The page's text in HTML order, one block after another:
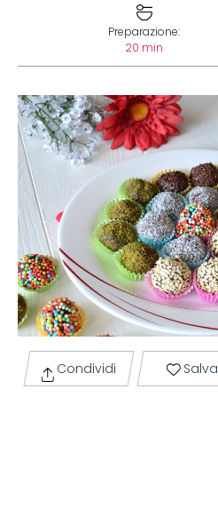
Preparazione:
20 min
Condividi Salva